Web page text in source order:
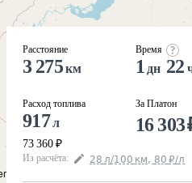
Расстояние
3 275км
Расход топлива
917л
73 360 ₽
Время
1 дн 22
За Платон
16 303
Из расчёта: 28 л/100 км, 80 ₽/л